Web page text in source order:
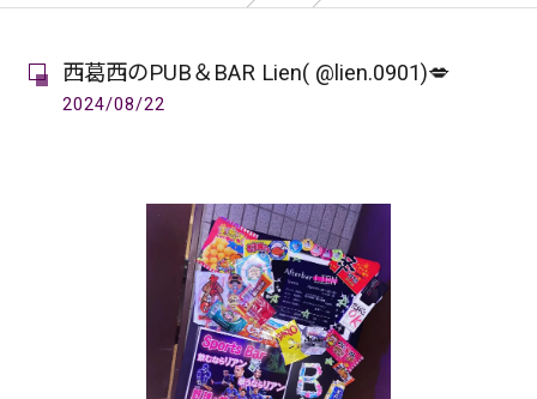
西葛西のPUB＆BAR Lien( @lien.0901)💋
2024/08/22